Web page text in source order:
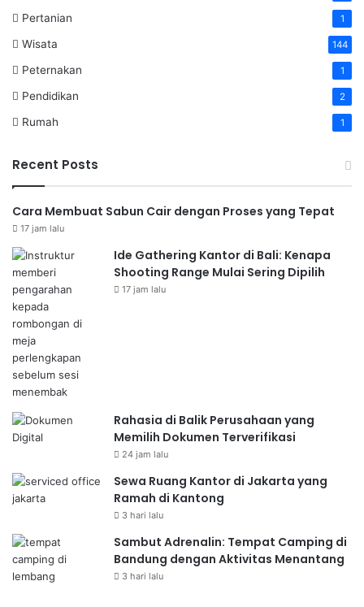
Pertanian 1
Wisata 144
Peternakan 1
Pendidikan 2
Rumah 1
Recent Posts
Cara Membuat Sabun Cair dengan Proses yang Tepat
17 jam lalu
Ide Gathering Kantor di Bali: Kenapa
Shooting Range Mulai Sering Dipilih
17 jam lalu
Rahasia di Balik Perusahaan yang
Memilih Dokumen Terverifikasi
24 jam lalu
Sewa Ruang Kantor di Jakarta yang
Ramah di Kantong
3 hari lalu
Sambut Adrenalin: Tempat Camping di
Bandung dengan Aktivitas Menantang
3 hari lalu